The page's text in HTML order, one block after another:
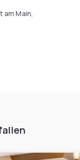
Main,